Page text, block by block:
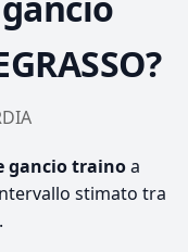
gancio trainoa
stimato tra